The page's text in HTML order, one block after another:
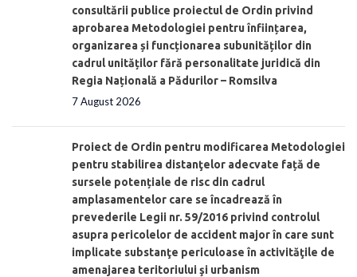
consultării publice proiectul de Ordin privind
aprobarea Metodologiei pentru înființarea,
organizarea și funcționarea subunităților din
cadrul unităților fără personalitate juridică din
Regia Națională a Pădurilor – Romsilva
7 August 2026
Proiect de Ordin pentru modificarea Metodologiei
pentru stabilirea distanţelor adecvate față de
sursele potențiale de risc din cadrul
amplasamentelor care se încadrează în
prevederile Legii nr. 59/2016 privind controlul
asupra pericolelor de accident major în care sunt
implicate substanţe periculoase în activităţile de
amenajarea teritoriului şi urbanism